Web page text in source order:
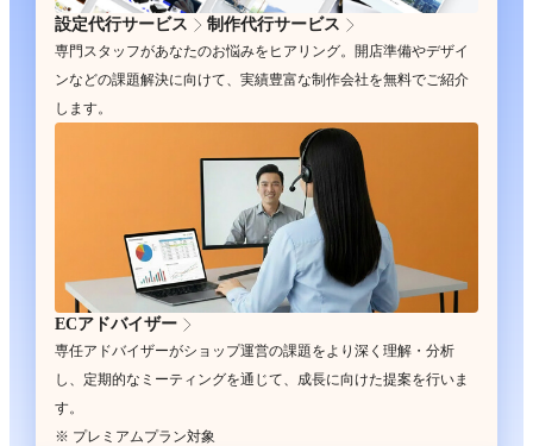
設定代行サービス 制作代行サービス
専門スタッフがあなたのお悩みをヒアリング。開店準備やデザイ
ンなどの課題解決に向けて、実績豊富な制作会社を無料でご紹介
します。
ECアドバイザー
専任アドバイザーがショップ運営の課題をより深く理解・分析
し、定期的なミーティングを通じて、成長に向けた提案を行いま
す。
※ プレミアムプラン対象